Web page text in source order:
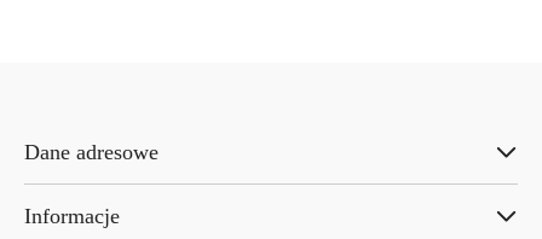
Dane adresowe
Informacje